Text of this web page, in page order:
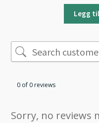
Legg
0 of 0 reviews
Sorry, no reviews